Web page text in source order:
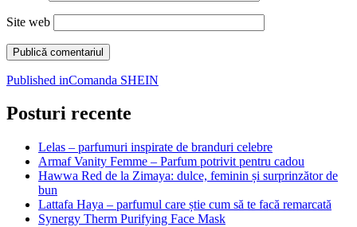
Site web
Navigare
în
articole
Published inComanda SHEIN
Posturi recente
Lelas – parfumuri inspirate de branduri celebre
Armaf Vanity Femme – Parfum potrivit pentru cadou
Hawwa Red de la Zimaya: dulce, feminin și surprinzător de
bun
Lattafa Haya – parfumul care știe cum să te facă remarcată
Synergy Therm Purifying Face Mask